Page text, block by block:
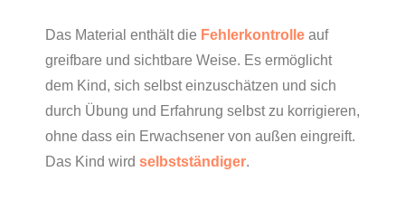
Das Material enthält die Fehlerkontrolle auf
greifbare und sichtbare Weise. Es ermöglicht
dem Kind, sich selbst einzuschätzen und sich
durch Übung und Erfahrung selbst zu korrigieren,
ohne dass ein Erwachsener von außen eingreift.
Das Kind wird selbstständiger.